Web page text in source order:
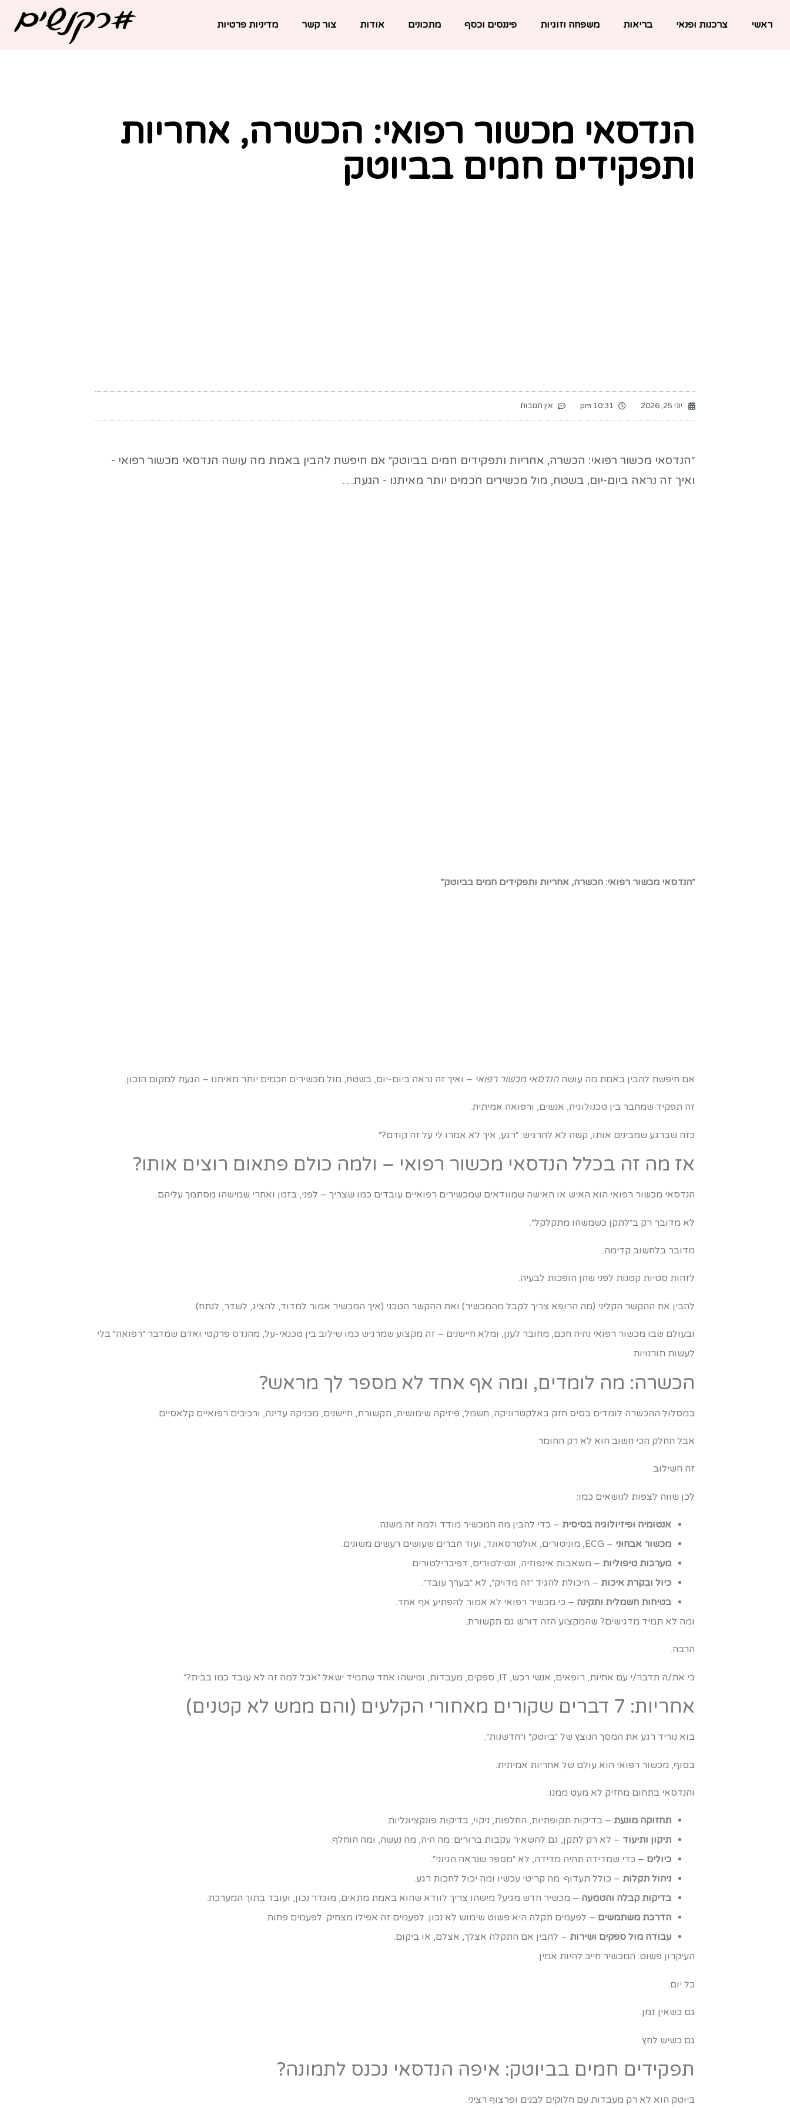
ראשי צרכנות ופנאי בריאות משפחה וזוגיות פיננסים וכסף מתכונים אודות צור קשר מדיניות פרטיות
הנדסאי מכשור רפואי: הכשרה, אחריות
ותפקידים חמים בביוטק
יוני 25, 2026 10:31 pm אין תגובות
״הנדסאי מכשור רפואי: הכשרה, אחריות ותפקידים חמים בביוטק״ אם חיפשת להבין באמת מה עושה הנדסאי מכשור רפואי -
ואיך זה נראה ביום-יום, בשטח, מול מכשירים חכמים יותר מאיתנו - הגעת…
״הנדסאי מכשור רפואי: הכשרה, אחריות ותפקידים חמים בביוטק״
אם חיפשת להבין באמת מה עושה הנדסאי מכשור רפואי – ואיך זה נראה ביום-יום, בשטח, מול מכשירים חכמים יותר מאיתנו – הגעת למקום הנכון.
זה תפקיד שמחבר בין טכנולוגיה, אנשים, ורפואה אמיתית.
כזה שברגע שמבינים אותו, קשה לא להרגיש: ״רגע, איך לא אמרו לי על זה קודם?״
אז מה זה בכלל הנדסאי מכשור רפואי – ולמה כולם פתאום רוצים אותו?
הנדסאי מכשור רפואי הוא האיש או האישה שמוודאים שמכשירים רפואיים עובדים כמו שצריך – לפני, בזמן ואחרי שמישהו מסתמך עליהם.
לא מדובר רק ב״לתקן כשמשהו מתקלקל״.
מדובר בלחשוב קדימה.
לזהות סטיות קטנות לפני שהן הופכות לבעיה.
להבין את ההקשר הקליני (מה הרופא צריך לקבל מהמכשיר) ואת ההקשר הטכני (איך המכשיר אמור למדוד, להציג, לשדר, לנתח).
ובעולם שבו מכשור רפואי נהיה חכם, מחובר לענן, ומלא חיישנים – זה מקצוע שמרגיש כמו שילוב בין טכנאי-על, מהנדס פרקטי ואדם שמדבר ״רפואה״ בלי
לעשות תורנויות.
הכשרה: מה לומדים, ומה אף אחד לא מספר לך מראש?
במסלול ההכשרה לומדים בסיס חזק באלקטרוניקה, חשמל, פיזיקה שימושית, תקשורת, חיישנים, מכניקה עדינה, ורכיבים רפואיים קלאסיים.
אבל החלק הכי חשוב הוא לא רק החומר.
זה השילוב.
לכן שווה לצפות לנושאים כמו:
אנטומיה ופיזיולוגיה בסיסית – כדי להבין מה המכשיר מודד ולמה זה משנה.
מכשור אבחוני – ECG, מוניטורים, אולטרסאונד, ועוד חברים שעושים רעשים משונים.
מערכות טיפוליות – משאבות אינפוזיה, ונטילטורים, דפיברילטורים.
כיול ובקרת איכות – היכולת להגיד ״זה מדויק״, לא ״בערך עובד״.
בטיחות חשמלית ותקינה – כי מכשיר רפואי לא אמור להפתיע אף אחד.
ומה לא תמיד מדגישים? שהמקצוע הזה דורש גם תקשורת.
הרבה.
כי את/ה תדבר/י עם אחיות, רופאים, אנשי רכש, IT, ספקים, מעבדות, ומישהו אחד שתמיד ישאל ״אבל למה זה לא עובד כמו בבית?״
אחריות: 7 דברים שקורים מאחורי הקלעים (והם ממש לא קטנים)
בוא נוריד רגע את המסך הנוצץ של ״ביוטק״ ו״חדשנות״.
בסוף, מכשור רפואי הוא עולם של אחריות אמיתית.
והנדסאי בתחום מחזיק לא מעט ממנו.
תחזוקה מונעת – בדיקות תקופתיות, החלפות, ניקוי, בדיקות פונקציונליות.
תיקון ותיעוד – לא רק לתקן, גם להשאיר עקבות ברורים: מה היה, מה נעשה, ומה הוחלף.
כיולים – כדי שמדידה תהיה מדידה, לא ״מספר שנראה הגיוני״.
ניהול תקלות – כולל תעדוף: מה קריטי עכשיו ומה יכול לחכות רגע.
בדיקות קבלה והטמעה – מכשיר חדש מגיע? מישהו צריך לוודא שהוא באמת מתאים, מוגדר נכון, ועובד בתוך המערכת.
הדרכת משתמשים – לפעמים תקלה היא פשוט שימוש לא נכון. לפעמים זה אפילו מצחיק. לפעמים פחות.
עבודה מול ספקים ושירות – להבין אם התקלה אצלך, אצלם, או ביקום.
העיקרון פשוט: המכשיר חייב להיות אמין.
כל יום.
גם כשאין זמן.
גם כשיש לחץ.
תפקידים חמים בביוטק: איפה הנדסאי נכנס לתמונה?
ביוטק הוא לא רק מעבדות עם חלוקים לבנים ופרצוף רציני.